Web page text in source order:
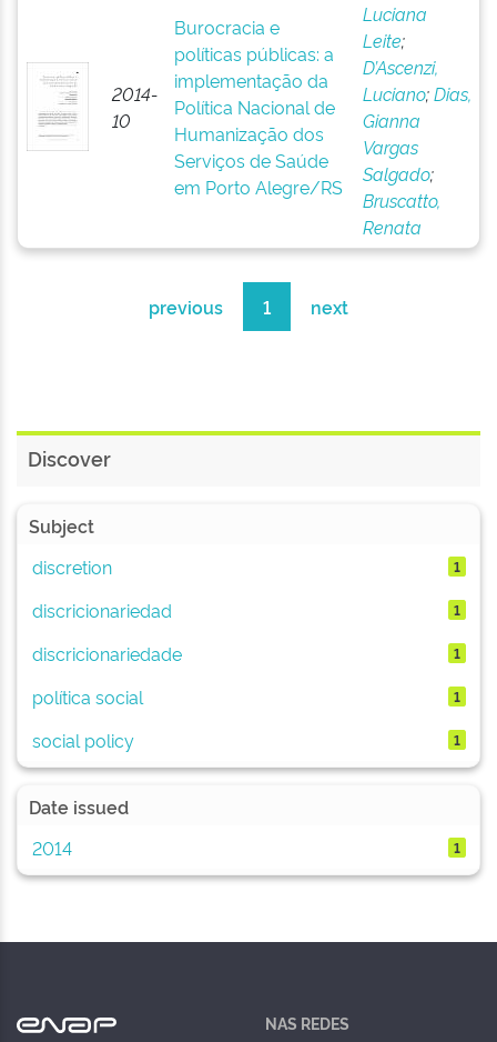
2014-
10
Burocracia e
políticas públicas: a
implementação da
Política Nacional de
Humanização dos
Serviços de Saúde
em Porto Alegre/RS
Luciana
Leite;
D’Ascenzi,
Luciano;Dias,
Gianna
Vargas
Salgado;
Bruscatto,
Renata
previous 1 next
Discover
Subject
discretion
1
discricionariedad 1
discricionariedade 1
política social 1
social policy 1
Date issued
2014
1
NAS REDES